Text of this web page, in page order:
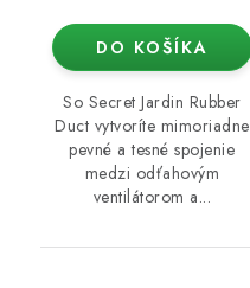
DO KOŠÍKA
So Secret Jardin Rubber
Duct vytvoríte mimoriadne
pevné a tesné spojenie
medzi odťahovým
ventilátorom a...